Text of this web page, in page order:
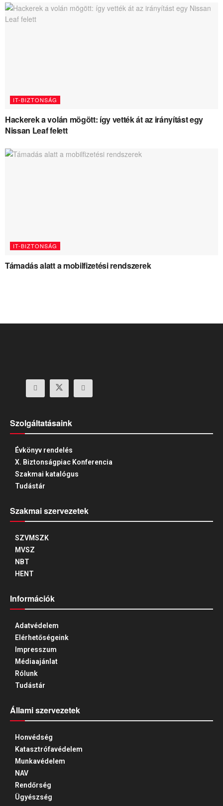
IT-BIZTONSÁG
Hackerek a volán mögött: így vették át az irányítást egy
Nissan Leaf felett
IT-BIZTONSÁG
Támadás alatt a mobilfizetési rendszerek
Szolgáltatásaink
Évkönyv rendelés
X. Biztonságpiac Konferencia
Szakmai katalógus
Tudástár
Szakmai szervezetek
SZVMSZK
MVSZ
NBT
HENT
Információk
Adatvédelem
Elérhetőségeink
Impresszum
Médiaajánlat
Rólunk
Tudástár
Állami szervezetek
Honvédség
Katasztrófavédelem
Munkavédelem
NAV
Rendőrség
Ügyészség